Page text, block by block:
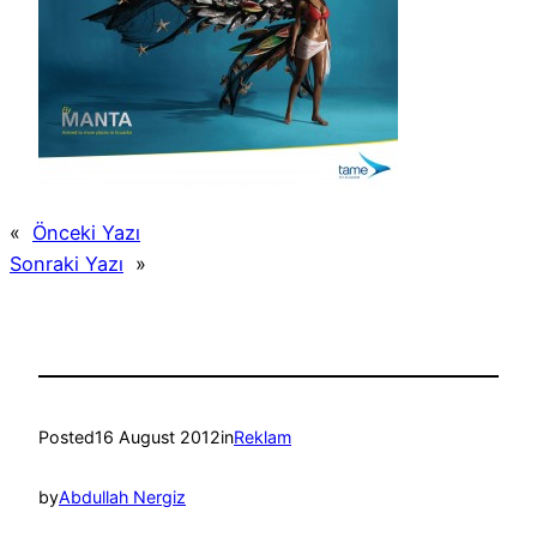
« Önceki Yazı
Sonraki Yazı »
Posted16 August 2012inReklam
byAbdullah Nergiz